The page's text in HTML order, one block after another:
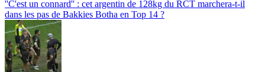
''C'est un connard'' : cet argentin de 128kg du RCT marchera-t-il
dans les pas de Bakkies Botha en Top 14 ?